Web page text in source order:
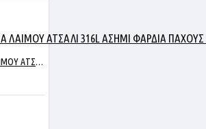
ΑΝΔΡΙΚΗ ΑΛΥΣΙΔΑ ΛΑΙΜΟΥ ΑΤΣΑΛΙ 316L ΑΣΗΜΙ ΦΑΡΔΙΑ ΠΑΧΟΥΣ 4MM ΚΑΙ ΜΗΚΟΥΣ 53CM NM-13